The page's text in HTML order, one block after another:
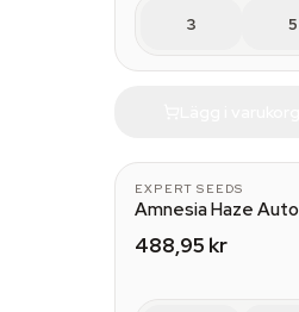
3 5
EXPERT SEEDS
Amnesia Haze Auto
488,95 kr